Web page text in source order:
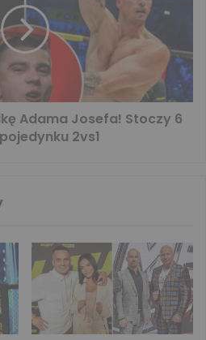
Adama Josefa! Stoczy 6
2vs1